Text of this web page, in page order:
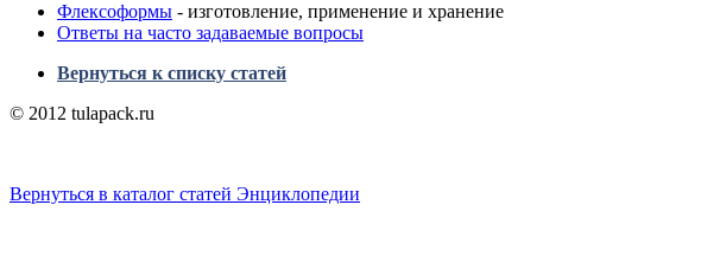
Флексоформы - изготовление, применение и хранение
Ответы на часто задаваемые вопросы
Вернуться к списку статей
© 2012 tulapack.ru
Вернуться в каталог статей Энциклопедии